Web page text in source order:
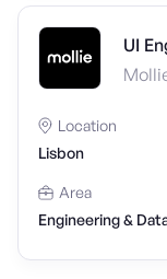
UI
Location
Lisbon
Area
Engineering &